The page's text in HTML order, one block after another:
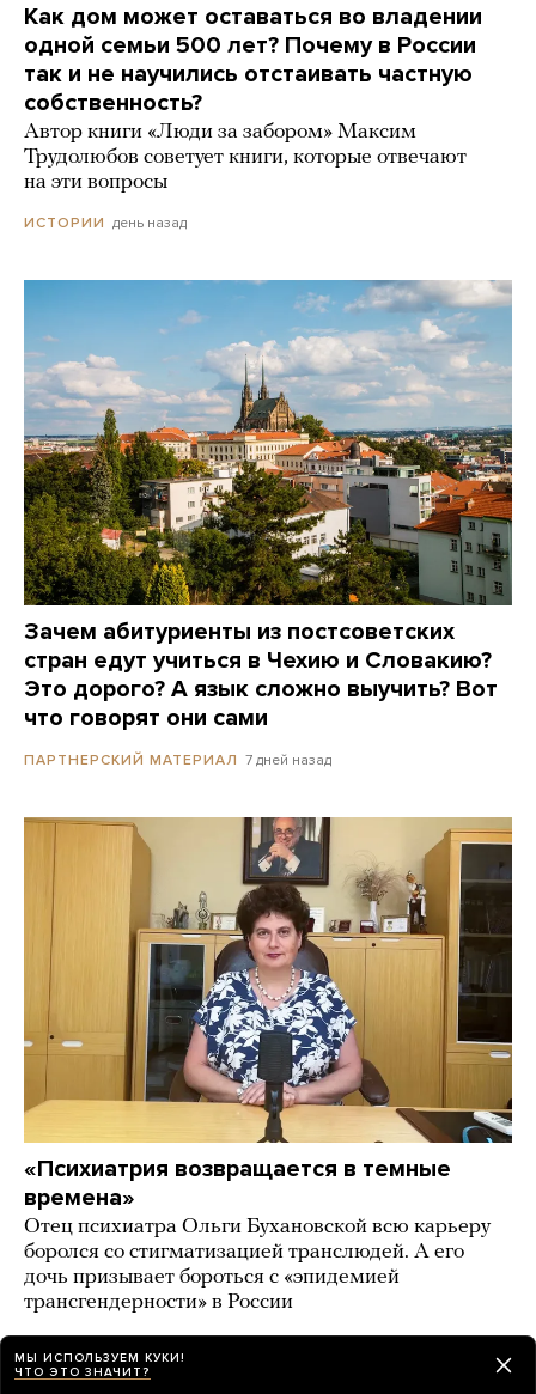
Как дом может оставаться во владении
одной семьи 500 лет? Почему в России
так и не научились отстаивать частную
собственность?
Автор книги «Люди за забором» Максим
Трудолюбов советует книги, которые отвечают
на эти вопросы
ИСТОРИИ день назад
Зачем абитуриенты из постсоветских
стран едут учиться в Чехию и Словакию?
Это дорого? А язык сложно выучить? Вот
что говорят они сами
ПАРТНЕРСКИЙ МАТЕРИАЛ 7 дней назад
«Психиатрия возвращается в темные
времена»
Отец психиатра Ольги Бухановской всю карьеру
боролся со стигматизацией транслюдей. А его
дочь призывает бороться с «эпидемией
трансгендерности» в России
день назад
МЫ ИСПОЛЬЗУЕМ КУКИ!
ЧТО ЭТО ЗНАЧИТ?